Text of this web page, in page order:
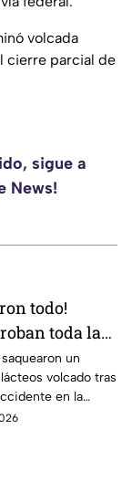
volcada
cierre parcial de
sigue a
News!
todo!
toda la
del tráiler
la carretera
un
volcado tras
en la
Abasolo